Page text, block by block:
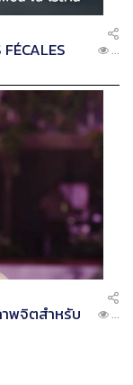
...
พจิตสำหรับ
...